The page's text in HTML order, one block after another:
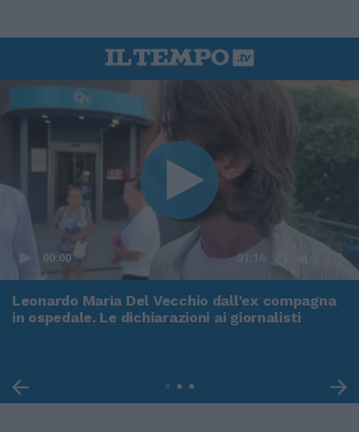
00:00 01:16
Leonardo Maria Del Vecchio dall'ex compagna
in ospedale. Le dichiarazioni ai giornalisti